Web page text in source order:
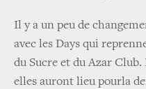
Il y a un peu de
avec les Days qui
du Sucre et du Azar
elles auront lieu pourla